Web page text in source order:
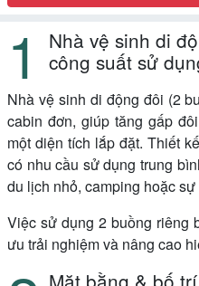
Nhà vệ sinh di
công suất sử
Nhà vệ sinh di động đôi (2
cabin đơn, giúp tăng gấp
một diện tích lắp đặt. Thiết
có nhu cầu sử dụng trung
du lịch nhỏ, camping hoặc
Việc sử dụng 2 buồng riêng
ưu trải nghiệm và nâng cao
Mặt bằng & bố